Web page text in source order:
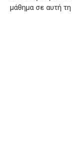
μάθημα σε αυτή